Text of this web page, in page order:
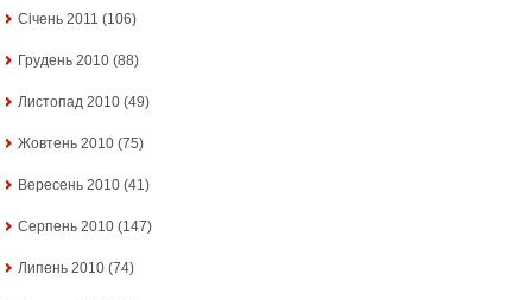
Січень 2011 (106)
Грудень 2010 (88)
Листопад 2010 (49)
Жовтень 2010 (75)
Вересень 2010 (41)
Серпень 2010 (147)
Липень 2010 (74)